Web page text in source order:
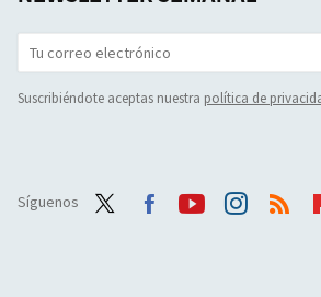
Suscribiéndote aceptas nuestra política de
Síguenos